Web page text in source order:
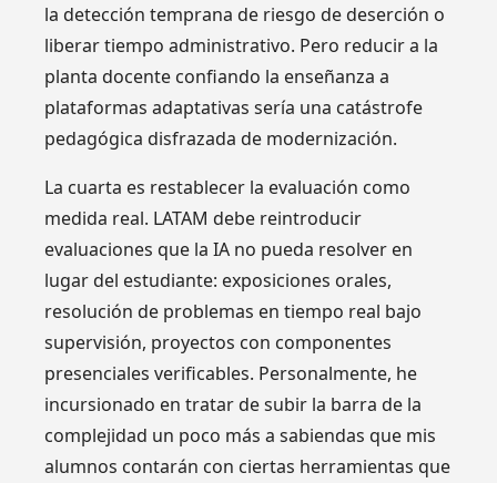
la detección temprana de riesgo de deserción o
liberar tiempo administrativo. Pero reducir a la
planta docente confiando la enseñanza a
plataformas adaptativas sería una catástrofe
pedagógica disfrazada de modernización.
La cuarta es restablecer la evaluación como
medida real. LATAM debe reintroducir
evaluaciones que la IA no pueda resolver en
lugar del estudiante: exposiciones orales,
resolución de problemas en tiempo real bajo
supervisión, proyectos con componentes
presenciales verificables. Personalmente, he
incursionado en tratar de subir la barra de la
complejidad un poco más a sabiendas que mis
alumnos contarán con ciertas herramientas que